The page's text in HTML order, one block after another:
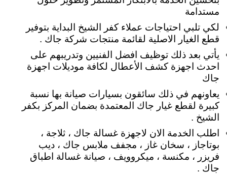
مستدامة
لكي تلبي احتياجات عملاء كفر الشيخ البداية بتوفير
قطع الغيار الاصلية لقائمة منتجات شركة جاك .
يأتي بعد ذلك توظيف افضل الفنيين وتدريبهم على
احدث اجهزة كشف الأعطال لكافة موديلات اجهزة
جاك
يعاونهم في ذلك سائقون بسيارات صيانة بها نسبة
كبيرة لقطع غيار جاك المعتمدة بضمان المركز بكفر
الشيخ .
اطلب الخدمة الان لاجهزة غسالة جاك ، ثلاجة ،
بوتاجاز ، سخان غاز ، مجفف ملابس جاك ، ديب
فريزر ، مكنسة ، ميكروويف ، صيانة غسالة اطباق
جاك .